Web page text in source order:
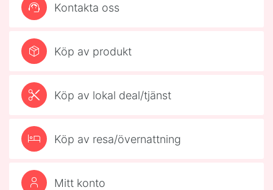
Kontakta oss
Köp av produkt
Köp av lokal deal/tjänst
Köp av resa/övernattning
Mitt konto